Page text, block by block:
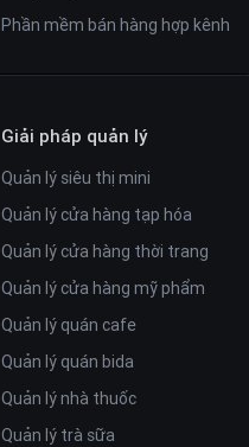
Phần mềm bán hàng hợp kênh
Giải pháp quản lý
Quản lý siêu thị mini
Quản lý cửa hàng tạp hóa
Quản lý cửa hàng thời trang
Quản lý cửa hàng mỹ phẩm
Quản lý quán cafe
Quản lý quán bida
Quản lý nhà thuốc
Quản lý trà sữa